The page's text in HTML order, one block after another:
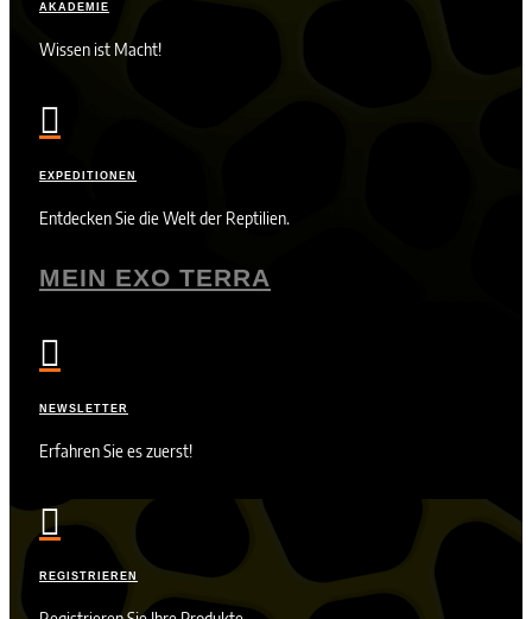
AKADEMIE
Wissen ist Macht!

EXPEDITIONEN
Entdecken Sie die Welt der Reptilien.
MEIN EXO TERRA

NEWSLETTER
Erfahren Sie es zuerst!

REGISTRIEREN